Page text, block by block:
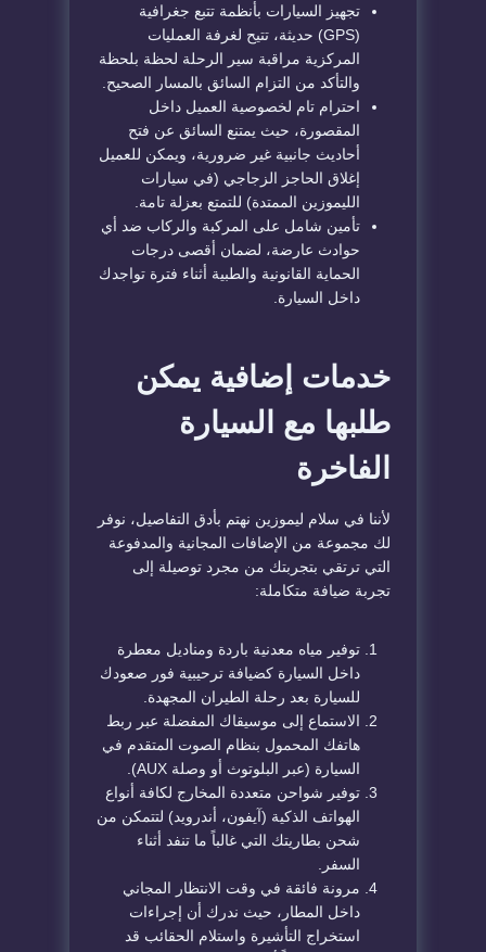
تجهيز السيارات بأنظمة تتبع جغرافية
(GPS) حديثة، تتيح لغرفة العمليات
المركزية مراقبة سير الرحلة لحظة بلحظة
والتأكد من التزام السائق بالمسار الصحيح.
احترام تام لخصوصية العميل داخل
المقصورة، حيث يمتنع السائق عن فتح
أحاديث جانبية غير ضرورية، ويمكن للعميل
إغلاق الحاجز الزجاجي (في سيارات
الليموزين الممتدة) للتمتع بعزلة تامة.
تأمين شامل على المركبة والركاب ضد أي
حوادث عارضة، لضمان أقصى درجات
الحماية القانونية والطبية أثناء فترة تواجدك
داخل السيارة.
خدمات إضافية يمكن
طلبها مع السيارة
الفاخرة
لأننا في سلام ليموزين نهتم بأدق التفاصيل، نوفر
لك مجموعة من الإضافات المجانية والمدفوعة
التي ترتقي بتجربتك من مجرد توصيلة إلى
تجربة ضيافة متكاملة:
توفير مياه معدنية باردة ومناديل معطرة
داخل السيارة كضيافة ترحيبية فور صعودك
للسيارة بعد رحلة الطيران المجهدة.
الاستماع إلى موسيقاك المفضلة عبر ربط
هاتفك المحمول بنظام الصوت المتقدم في
السيارة (عبر البلوتوث أو وصلة AUX).
توفير شواحن متعددة المخارج لكافة أنواع
الهواتف الذكية (آيفون، أندرويد) لتتمكن من
شحن بطاريتك التي غالباً ما تنفد أثناء
السفر.
مرونة فائقة في وقت الانتظار المجاني
داخل المطار، حيث ندرك أن إجراءات
استخراج التأشيرة واستلام الحقائب قد